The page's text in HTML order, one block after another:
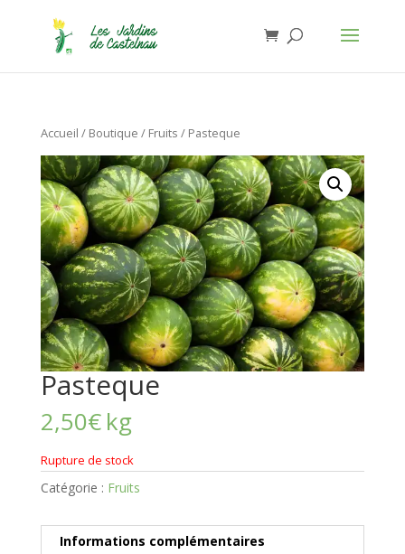
Accueil / Boutique / Fruits / Pasteque
Pasteque
2,50€ kg
Rupture de stock
Catégorie : Fruits
Informations complémentaires
Jardins de Castelnau - Organic Food
Anthony Lasserre
Gratuit - In Google Play
Installer